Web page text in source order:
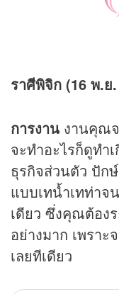
ราศีพิจิก (16 พ.ย
การงาน งานคุณ
จะทำอะไรก็ดูทำ
ธุรกิจส่วนตัว ปัก
แบบเทน้ำเทท่าจ
เดียว ซึ่งคุณต้อง
อย่างมาก เพรา
เลยทีเดียว